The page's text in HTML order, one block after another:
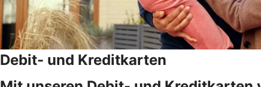
Debit- und Kreditkarten